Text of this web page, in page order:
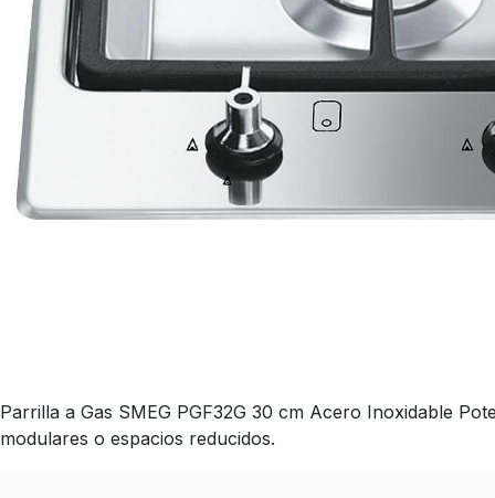
Parrilla a Gas SMEG PGF32G 30 cm Acero Inoxidable
modulares o espacios reducidos.